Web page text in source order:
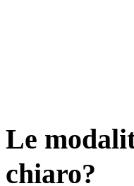
Le
chiaro?